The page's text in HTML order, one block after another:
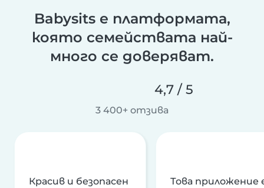
Babysits е платформата,
която семействата най-
много се доверяват.
4,7 / 5
3 400+ отзива
Красив и безопасен
Това приложение